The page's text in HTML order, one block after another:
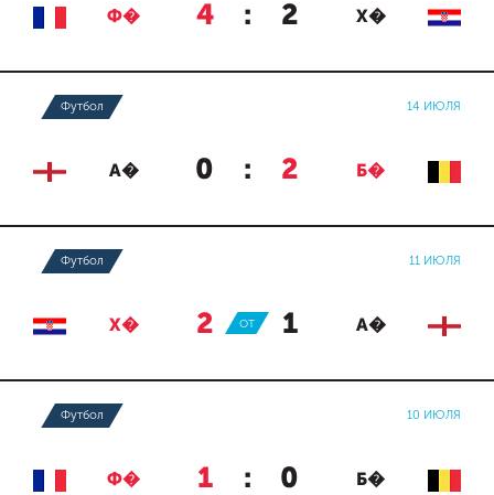
Ф� 4 : 2 Х�
Футбол 14 ИЮЛЯ
А� 0 : 2 Б�
Футбол 11 ИЮЛЯ
Х� 2 : 1 А�
ОТ
Футбол 10 ИЮЛЯ
Ф� 1 : 0 Б�